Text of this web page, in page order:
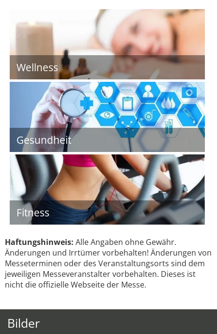
Wellness
Gesundheit
Fitness
Haftungshinweis: Alle Angaben ohne Gewähr.
Änderungen und Irrtümer vorbehalten! Änderungen von
Messeterminen oder des Veranstaltungsorts sind dem
jeweiligen Messeveranstalter vorbehalten. Dieses ist
nicht die offizielle Webseite der Messe.
Bilder